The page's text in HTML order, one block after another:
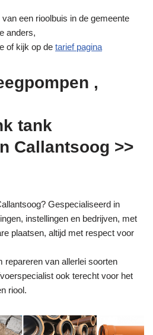
een rioolbuis in de gemeente
anders,
of kijk op de tarief pagina
,
tank
Callantsoog >>
Gespecialiseerd in
instellingen en bedrijven, met
plaatsen, altijd met respect voor
repareren van allerlei soorten
ook terecht voor het
riool.